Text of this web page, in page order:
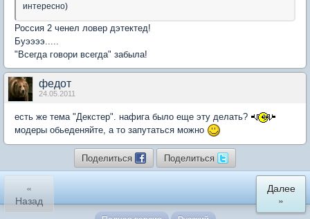
интересно)
Россия 2 ченел ловер дэтектед!
Буээээ.....
"Всегда говори всегда" забыла!
федот
24.05.2011
есть же тема "Декстер". нафига было еще эту делать?
модеры обьеденяйте, а то запутаться можно
Поделиться Поделиться
«
Назад
Далее
»